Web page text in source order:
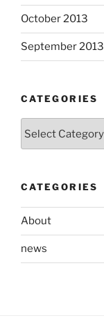
October 2013
September 2013
CATEGORIES
CATEGORIES
About
news